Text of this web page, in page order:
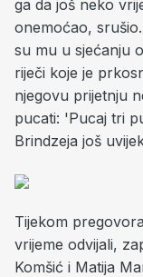
ga da još neko
onemoćao,
su mu u sjećanju
riječi koje je
njegovu prijetnju
pucati: 'Pucaj tri
Brindzeja još
Tijekom
vrijeme odvijali,
Komšić i Matija